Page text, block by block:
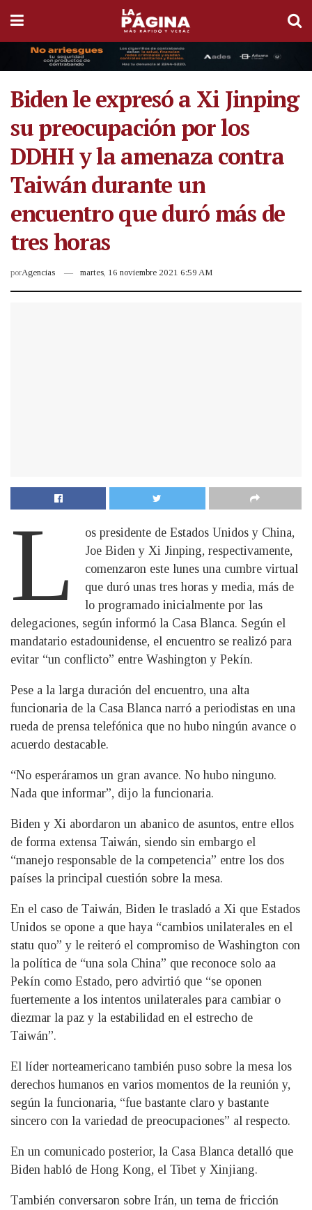
Biden le expresó a Xi Jinping
su preocupación por los
DDHH y la amenaza contra
Taiwán durante un
encuentro que duró más de
tres horas
porAgencias martes, 16 noviembre 2021 6:59 AM
L
os presidente de Estados Unidos y China,
Joe Biden y Xi Jinping, respectivamente,
comenzaron este lunes una cumbre virtual
que duró unas tres horas y media, más de
lo programado inicialmente por las
delegaciones, según informó la Casa Blanca. Según el
mandatario estadounidense, el encuentro se realizó para
evitar “un conflicto” entre Washington y Pekín.
Pese a la larga duración del encuentro, una alta
funcionaria de la Casa Blanca narró a periodistas en una
rueda de prensa telefónica que no hubo ningún avance o
acuerdo destacable.
“No esperáramos un gran avance. No hubo ninguno.
Nada que informar”, dijo la funcionaria.
Biden y Xi abordaron un abanico de asuntos, entre ellos
de forma extensa Taiwán, siendo sin embargo el
“manejo responsable de la competencia” entre los dos
países la principal cuestión sobre la mesa.
En el caso de Taiwán, Biden le trasladó a Xi que Estados
Unidos se opone a que haya “cambios unilaterales en el
statu quo” y le reiteró el compromiso de Washington con
la política de “una sola China” que reconoce solo aa
Pekín como Estado, pero advirtió que “se oponen
fuertemente a los intentos unilaterales para cambiar o
diezmar la paz y la estabilidad en el estrecho de
Taiwán”.
El líder norteamericano también puso sobre la mesa los
derechos humanos en varios momentos de la reunión y,
según la funcionaria, “fue bastante claro y bastante
sincero con la variedad de preocupaciones” al respecto.
En un comunicado posterior, la Casa Blanca detalló que
Biden habló de Hong Kong, el Tibet y Xinjiang.
También conversaron sobre Irán, un tema de fricción